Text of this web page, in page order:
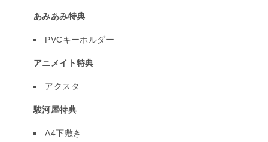
あみあみ特典
PVCキーホルダー
アニメイト特典
アクスタ
駿河屋特典
A4下敷き